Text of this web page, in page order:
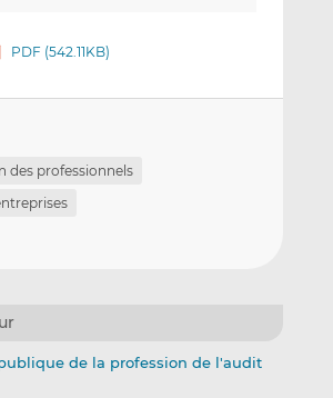
PDF (542.11KB)
des professionnels
de la profession de l'audit